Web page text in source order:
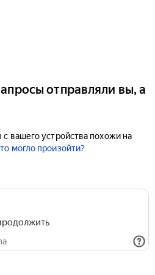
отправляли вы, а
вашего устройства похожи на
могло произойти?